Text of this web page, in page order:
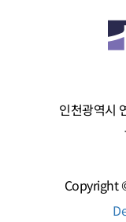
인천광역시
Copyright